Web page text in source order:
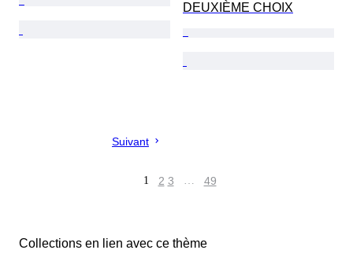
DEUXIÈME CHOIX
Suivant
1 2 3 … 49
Collections en lien avec ce thème